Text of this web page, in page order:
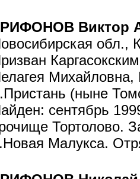
Виктор
обл.,
Михайловна,
(ныне
сентябрь
Тортолово.
Малукса.